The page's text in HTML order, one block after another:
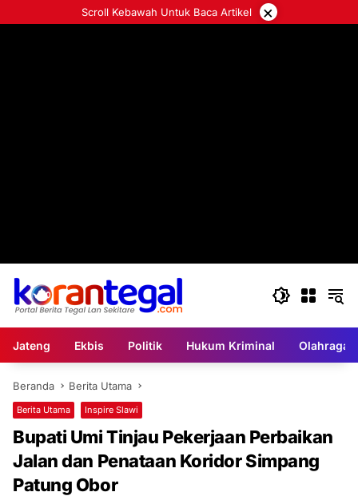
ke
Scroll Kebawah Untuk Baca Artikel ×
Jateng Ekbis Politik Hukum Kriminal Olahraga
Beranda Berita Utama
Berita Utama Inspire Slawi
Bupati Umi Tinjau Pekerjaan Perbaikan
Jalan dan Penataan Koridor Simpang
Patung Obor